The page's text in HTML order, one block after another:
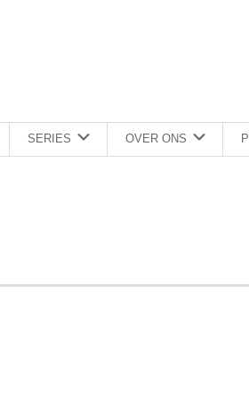
SERIES OVER ONS